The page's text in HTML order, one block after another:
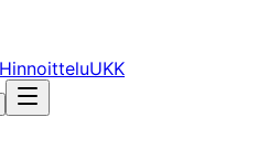
HinnoitteluUKK